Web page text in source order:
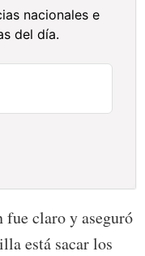
nacionales e
del día.
claro y aseguró
está sacar los